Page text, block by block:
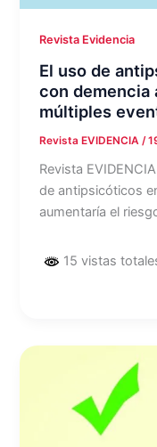
Revista Evidencia
El uso de
con demencia
múltiples
Revista EVIDENCIA /
Revista
de antipsicóticos
aumentaría el
15 vistas